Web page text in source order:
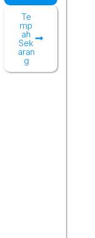
Te
mp
ah
Sek
aran
g